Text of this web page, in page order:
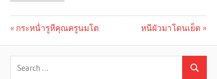
navigation
Previous
กระหน่ำรูหีคุณครูนมโต
Next
หนีผัวมาโดนเย็ด